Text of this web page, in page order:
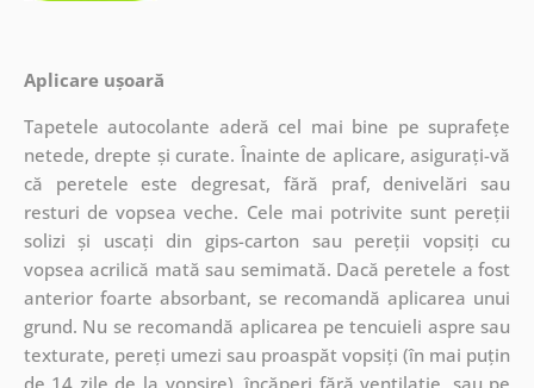
Aplicare ușoară
Tapetele autocolante aderă cel mai bine pe suprafețe
netede, drepte și curate. Înainte de aplicare, asigurați-vă
că peretele este degresat, fără praf, denivelări sau
resturi de vopsea veche. Cele mai potrivite sunt pereții
solizi și uscați din gips-carton sau pereții vopsiți cu
vopsea acrilică mată sau semimată. Dacă peretele a fost
anterior foarte absorbant, se recomandă aplicarea unui
grund. Nu se recomandă aplicarea pe tencuieli aspre sau
texturate, pereți umezi sau proaspăt vopsiți (în mai puțin
de 14 zile de la vopsire), încăperi fără ventilație, sau pe